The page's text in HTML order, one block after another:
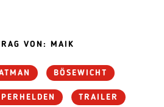
VON: MAIK
BÖSEWICHT
TRAILER